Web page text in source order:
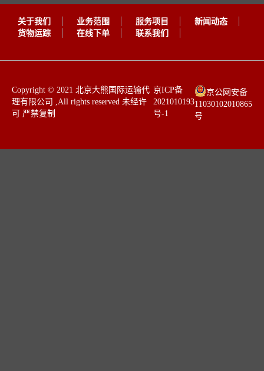
关于我们 业务范围 服务项目
新闻动态
货物运踪
在线下单 联系我们
​Copyright © 2021 北京大熊国际运输代
理有限公司 ,All rights reserved 未经许
可 严禁复制 ​​
京ICP备
2021010193
号-1
京公网安备
11030102010865
号